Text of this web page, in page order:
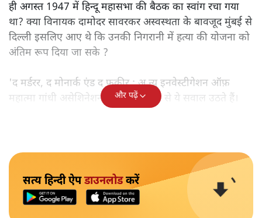
ही अगस्त 1947 में हिन्दू महासभा की बैठक का स्वांग रचा गया
था? क्या विनायक दामोदर सावरकर अस्वस्थता के बावजूद मुंबई से
दिल्ली इसलिए आए थे कि उनकी निगरानी में हत्या की योजना को
अंतिम रूप दिया जा सके ?
'द मर्डरर, द मोनार्क एंड द फ़कीर : अ न्यू इनवेस्टीगेशन ऑफ़
महात्मा गांधी असेशिनेशन' नामक किताब से ये सवाल उठते हैं।
और पढ़ें
सत्य हिन्दी ऐपडाउनलोडकरें